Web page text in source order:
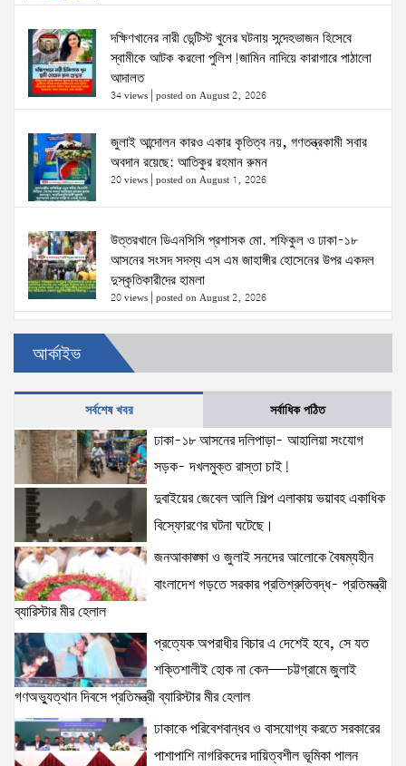
দক্ষিণখানের নারী ডেন্টিস্ট খুনের ঘটনায় সন্দেহভাজন হিসেবে
স্বামীকে আটক করলো পুলিশ!জামিন নাদিয়ে কারাগারে পাঠালো
আদালত
34 views posted on August 2, 2026
জুলাই আন্দোলন কারও একার কৃতিত্ব নয়, গণতন্ত্রকামী সবার
অবদান রয়েছে: আতিকুর রহমান রুমন
20 views posted on August 1, 2026
উত্তরখানে ডিএনসিসি প্রশাসক মো. শফিকুল ও ঢাকা-১৮
আসনের সংসদ সদস্য এস এম জাহাঙ্গীর হোসেনের উপর একদল
দুস্কৃতিকারীদের হামলা
20 views posted on August 2, 2026
৫ আগস্টের স্মরণসভা সফল করতে প্রস্তুতি সভা অনুষ্ঠিত
18 views
দক্ষিণখানে সেই নারী চিকিৎসককে খুনের মামলায় গ্রেপ্তার তার
স্বামী সোহেল রানার দুই দিনের রিমান্ড আদালত
16 views posted on August 3, 2026
প্রধানমন্ত্রীর সঙ্গে মার্কিন বিশেষ দূতের বৈঠক: তারেক রহমানের
নেতৃত্ব ও বাংলাদেশের স্থিতিশীলতায় দৃঢ় আত্মবিশ্বাস
যুক্তরাষ্ট্রের: মাহ্দী আমিন
15 views
ঢাকাকে পরিবেশবান্ধব ও বাসযোগ্য করতে সরকারের পাশাপাশি
নাগরিকদের দায়িত্বশীল ভূমিকা পালন করতে হবে: স্থানীয় সরকার
প্রতিমন্ত্রী মীর শাহে আলম
15 views| posted on August 3, 2026
ঢাকা-১৮ আসনের দলিপাড়া- আহালিয়া সংযোগ সড়ক-
আর্কাইভ
সর্বশেষ খবর সর্বাধিক পঠিত
ঢাকা-১৮ আসনের দলিপাড়া- আহালিয়া সংযোগ
সড়ক- দখলমুক্ত রাস্তা চাই!
দুবাইয়ের জেবেল আলি শিল্প এলাকায় ভয়াবহ একাধিক
বিস্ফোরণের ঘটনা ঘটেছে।
জনআকাঙ্ক্ষা ও জুলাই সনদের আলোকে বৈষম্যহীন
বাংলাদেশ গড়তে সরকার প্রতিশ্রুতিবদ্ধ- প্রতিমন্ত্রী
ব্যারিস্টার মীর হেলাল
প্রত্যেক অপরাধীর বিচার এ দেশেই হবে, সে যত
শক্তিশালীই হোক না কেন—চট্টগ্রামে জুলাই
গণঅভ্যুত্থান দিবসে প্রতিমন্ত্রী ব্যারিস্টার মীর হেলাল
ঢাকাকে পরিবেশবান্ধব ও বাসযোগ্য করতে সরকারের
পাশাপাশি নাগরিকদের দায়িত্বশীল ভূমিকা পালন